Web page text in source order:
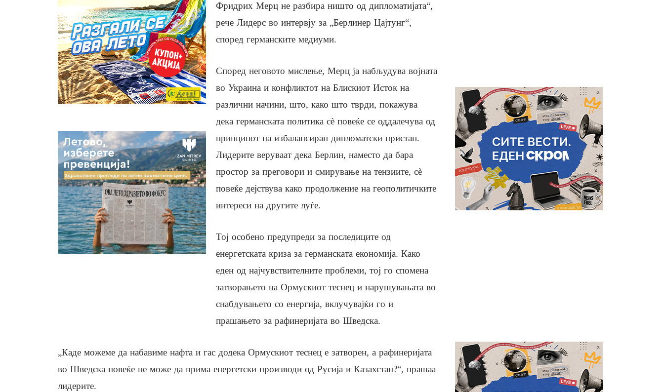
Фридрих Мерц не разбира ништо од дипломатијата“,
рече Лидерс во интервју за „Берлинер Цајтунг“,
според германските медиуми.
Според неговото мислење, Мерц ја набљудува војната
во Украина и конфликтот на Блискиот Исток на
различни начини, што, како што тврди, покажува
дека германската политика сè повеќе се оддалечува од
принципот на избалансиран дипломатски пристап.
Лидерите веруваат дека Берлин, наместо да бара
простор за преговори и смирување на тензиите, сè
повеќе дејствува како продолжение на геополитичките
интереси на другите луѓе.
Тој особено предупреди за последиците од
енергетската криза за германската економија. Како
еден од најчувствителните проблеми, тој го спомена
затворањето на Ормускиот теснец и нарушувањата во
снабдувањето со енергија, вклучувајќи го и
прашањето за рафинеријата во Шведска.
„Каде можеме да набавиме нафта и гас додека Ормускиот теснец е затворен, а рафинеријата
во Шведска повеќе не може да прима енергетски производи од Русија и Казахстан?“, прашаа
лидерите.